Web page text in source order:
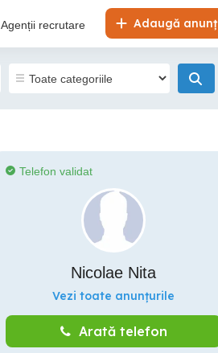
Adaugă anunț
Agenții recrutare
Telefon validat
Nicolae Nita
Vezi toate anunțurile
Arată telefon